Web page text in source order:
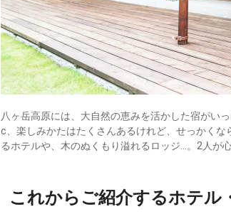
八ヶ岳高原には、大自然の恵みを活かした宿がい
c、楽しみかたはたくさんあるけれど、せっかく
るホテルや、木のぬくもり溢れるロッジ…。2人が
これからご紹介するホテル